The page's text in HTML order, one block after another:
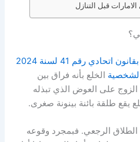
قبل التنازل
المرسوم بقانون اتحادي رقم 41 لسنة 2024
الخلع بأنه فراق بين
على العوض الذي تبذله
يقع طلقة بائنة بينونة صغرى.
الرجعي. فبمجرد وقوعه